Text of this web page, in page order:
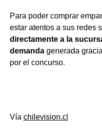
Para poder comprar
estar atentos a sus redes
directamente a la
demanda generada
por el concurso.
Vía chilevision.cl